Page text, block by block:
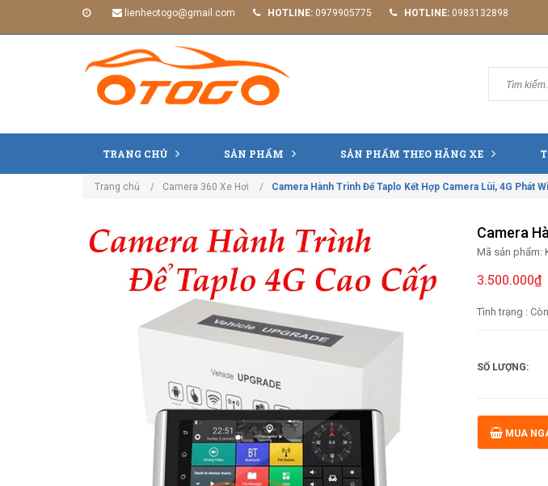
lienheotogo@gmail.com HOTLINE: 0979905775 HOTLINE: 0983132898
TRANG CHỦ SẢN PHẨM SẢN PHẨM THEO HÃNG XE
Trang chủ Camera 360 Xe Hơi Camera Hành Trình Để Taplo Kết Hợp Camera Lùi, 4G Phát
Camera
Mã sản phẩm:
3.500.000₫
Tình trạng :
SỐ LƯỢNG:
MUA